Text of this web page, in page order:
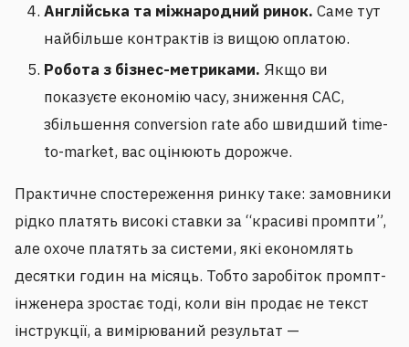
Англійська та міжнародний ринок. Саме тут
найбільше контрактів із вищою оплатою.
Робота з бізнес-метриками. Якщо ви
показуєте економію часу, зниження CAC,
збільшення conversion rate або швидший time-
to-market, вас оцінюють дорожче.
Практичне спостереження ринку таке: замовники
рідко платять високі ставки за “красиві промпти”,
але охоче платять за системи, які економлять
десятки годин на місяць. Тобто заробіток промпт-
інженера зростає тоді, коли він продає не текст
інструкції, а вимірюваний результат —